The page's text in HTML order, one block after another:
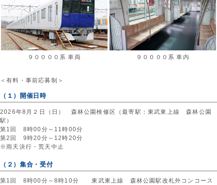
９００００系 車両 ９００００系 車内
＜有料・事前応募制＞
（１）開催日時
2026年8月２日（日） 森林公園検修区（最寄駅：東武東上線 森林公園
駅）
第1回 8時00分～11時00分
第2回 9時20分～12時20分
※雨天決行・荒天中止
（２）集合・受付
第1回 8時00分～8時10分 東武東上線 森林公園駅改札外コンコース